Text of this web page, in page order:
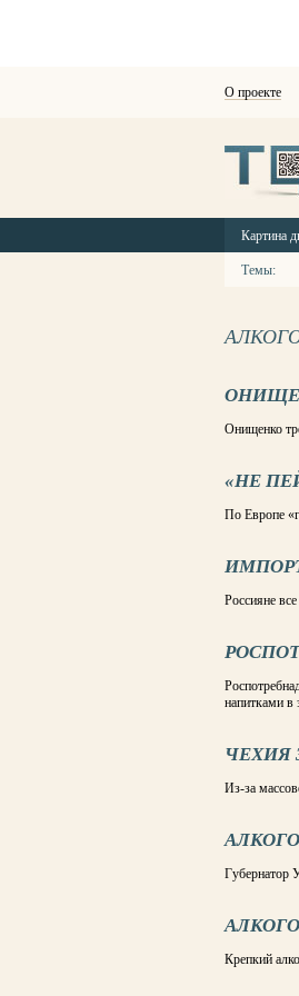
О проекте
Картина
Темы:
Онищенко
«НЕ
По Европе
Россияне
напитками в
ЧЕХИЯ
Из-за
Губернатор
Крепкий